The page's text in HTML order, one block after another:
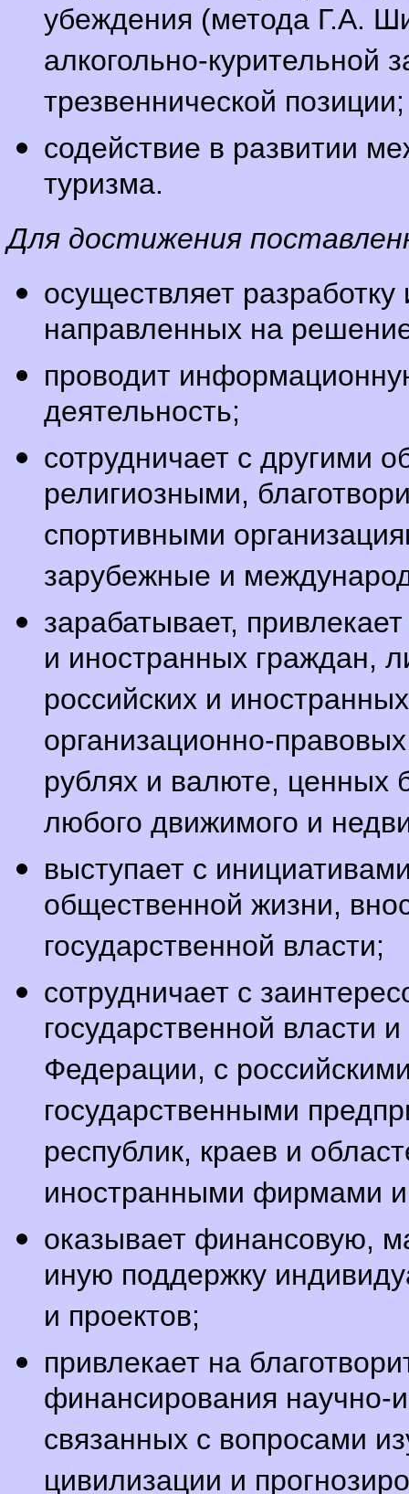
убеждения (метода Г.А.
алкогольно-курительной
трезвеннической позиции;
содействие в развитии
туризма.
Для достижения
осуществляет
направленных на
проводит
деятельность;
сотрудничает с другими
религиозными,
спортивными
зарубежные и
зарабатывает,
и иностранных граждан,
российских и
организационно-
рублях и валюте, ценных
любого движимого и
выступает с
общественной жизни,
государственной власти;
сотрудничает с
государственной власти
Федерации, с
государственными
республик, краев и
иностранными фирмами и
оказывает финансовую,
иную поддержку
и проектов;
привлекает на
финансирования научно-
связанных с вопросами
цивилизации и